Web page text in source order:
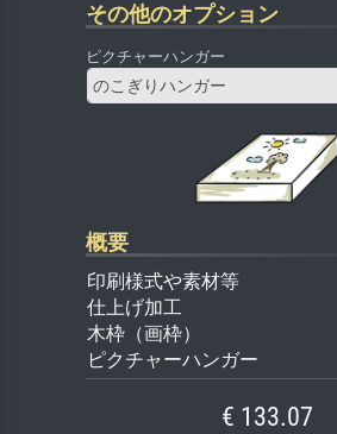
その他のオプション
ピクチャーハンガー
のこぎりハンガー
概要
印刷様式や素材等
仕上げ加工
木枠（画枠）
ピクチャーハンガー
€ 133.07